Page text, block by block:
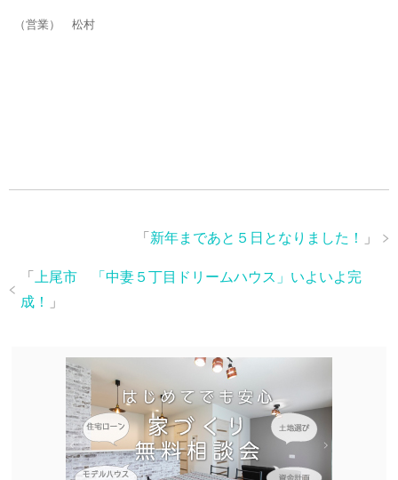
（営業） 松村
「 新年まであと５日となりました！ 」
「
上尾市 「中妻５丁目ドリームハウス」いよいよ完
成！
」